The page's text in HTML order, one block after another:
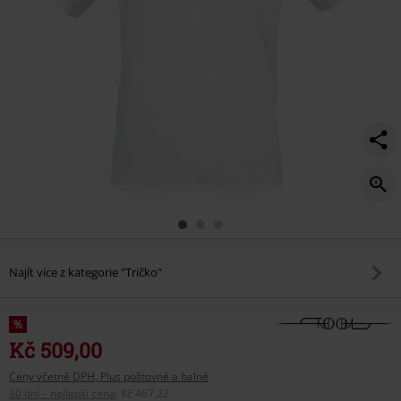
Najít více z kategorie "Tričko"
%
Kč 509,00
Ceny včetně DPH, Plus poštovné a balné
30 dní – nejlepší cena
Kč 467,22